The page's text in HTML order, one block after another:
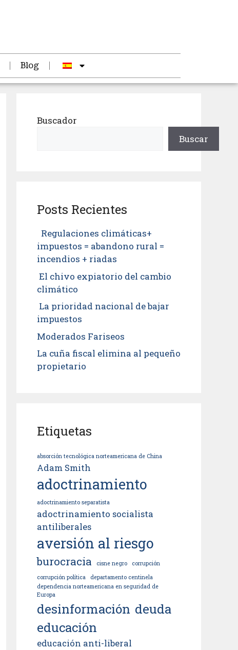
Blog
Buscador
Buscar
Posts Recientes
Regulaciones climáticas+
impuestos = abandono rural =
incendios + riadas
El chivo expiatorio del cambio
climático
La prioridad nacional de bajar
impuestos
Moderados Fariseos
La cuña fiscal elimina al pequeño
propietario
Etiquetas
absorción tecnológica norteamericana de China
Adam Smith
adoctrinamiento
adoctrinamiento separatista
adoctrinamiento socialista
antiliberales
aversión al riesgo
burocracia cisne negro
corrupción
corrupción política
departamento centinela
dependencia norteamericana en seguridad de
Europa
desinformación deuda
educación
educación anti-liberal